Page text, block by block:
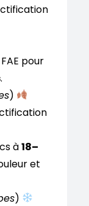
pour
.
)
à18–
et
)